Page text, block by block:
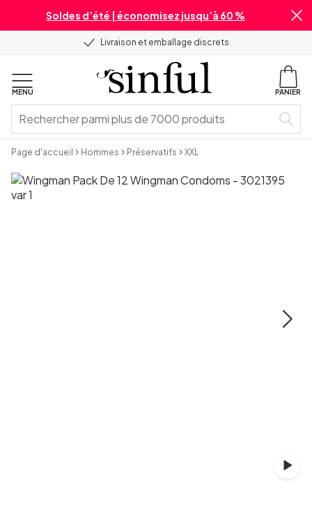
Soldes d’été | économisez jusqu’à 60 %
Livraison et emballage discrets
MENU PANIER
Page d'accueil Hommes Préservatifs XXL